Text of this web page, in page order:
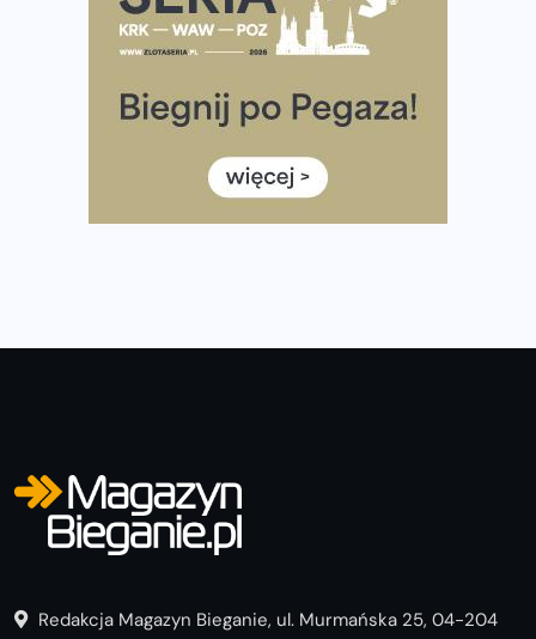
Tętno vs tempo – czym kierować się w bieganiu?
Co ma dużo białka? Produkty, które warto włączyć do
Rozbiegany Olsztyn szykuje się na weekend z
Już w tę sobotę 35. Bieg Powstania Warszawskiego.
Wystartuje rekordowa liczba uczestników
Redakcja Magazyn Bieganie, ul. Murmańska 25, 04-204